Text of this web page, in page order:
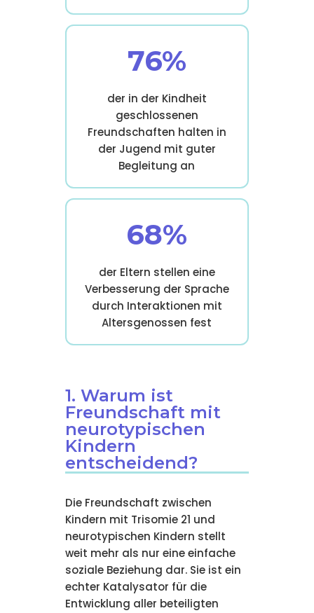
76%
der in der Kindheit
geschlossenen
Freundschaften halten in
der Jugend mit guter
Begleitung an
68%
der Eltern stellen eine
Verbesserung der Sprache
durch Interaktionen mit
Altersgenossen fest
1. Warum ist
Freundschaft mit
neurotypischen
Kindern
entscheidend?
Die Freundschaft zwischen
Kindern mit Trisomie 21 und
neurotypischen Kindern stellt
weit mehr als nur eine einfache
soziale Beziehung dar. Sie ist ein
echter Katalysator für die
Entwicklung aller beteiligten